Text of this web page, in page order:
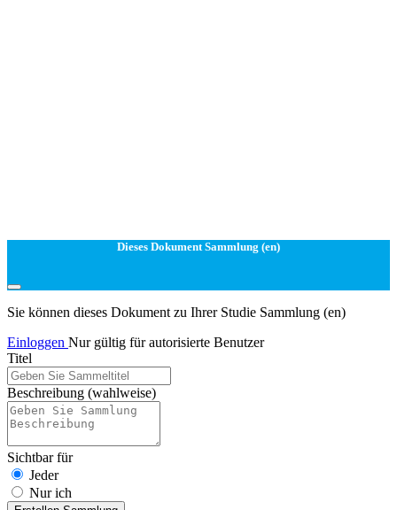
Dieses Dokument Sammlung (en)
Sie können dieses Dokument zu Ihrer Studie Sammlung (en)
Einloggen Nur gültig für autorisierte Benutzer
Titel
Beschreibung (wahlweise)
Sichtbar für
Jeder
Nur ich